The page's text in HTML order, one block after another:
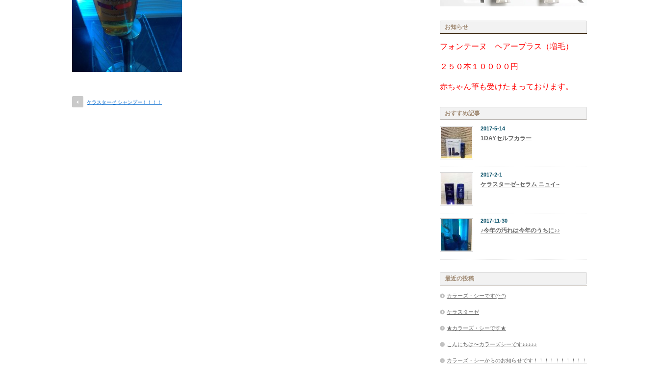
ケラスターゼ シャンプー！！！！
お知らせ
フォンテーヌ ヘアープラス（増毛）
２５０本１００００円
赤ちゃん筆も受けたまっております。
おすすめ記事
2017-5-14
1DAYセルフカラー
2017-2-1
ケラスターゼ~セラム ニュイ~
2017-11-30
♪今年の汚れは今年のうちに♪♪
最近の投稿
カラーズ・シーです(^-^)
ケラスターゼ
★カラーズ・シーです★
こんにちは〜カラーズシーです♪♪♪♪♪
カラーズ・シーからのお知らせです！！！！！！！！！！